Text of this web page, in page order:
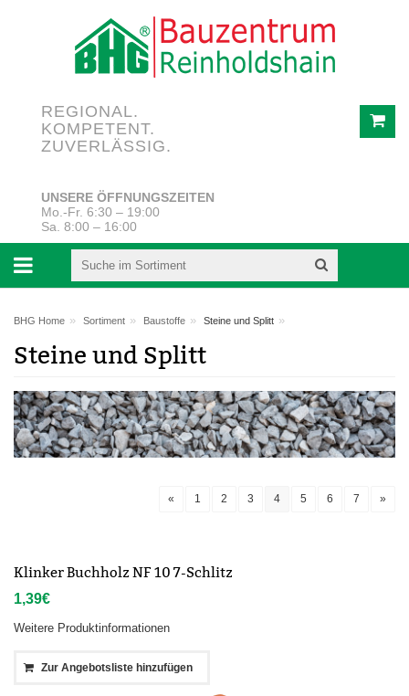
REGIONAL.
KOMPETENT.
ZUVERLÄSSIG.
UNSERE ÖFFNUNGSZEITEN
Mo.-Fr. 6:30 – 19:00
Sa. 8:00 – 16:00
BHG Home » Sortiment » Baustoffe » Steine und Splitt »
Steine und Splitt
« 1 2 3 4 5 6 7 »
Klinker Buchholz NF 10 7-Schlitz
1,39€
Weitere Produktinformationen
Zur Angebotsliste hinzufügen